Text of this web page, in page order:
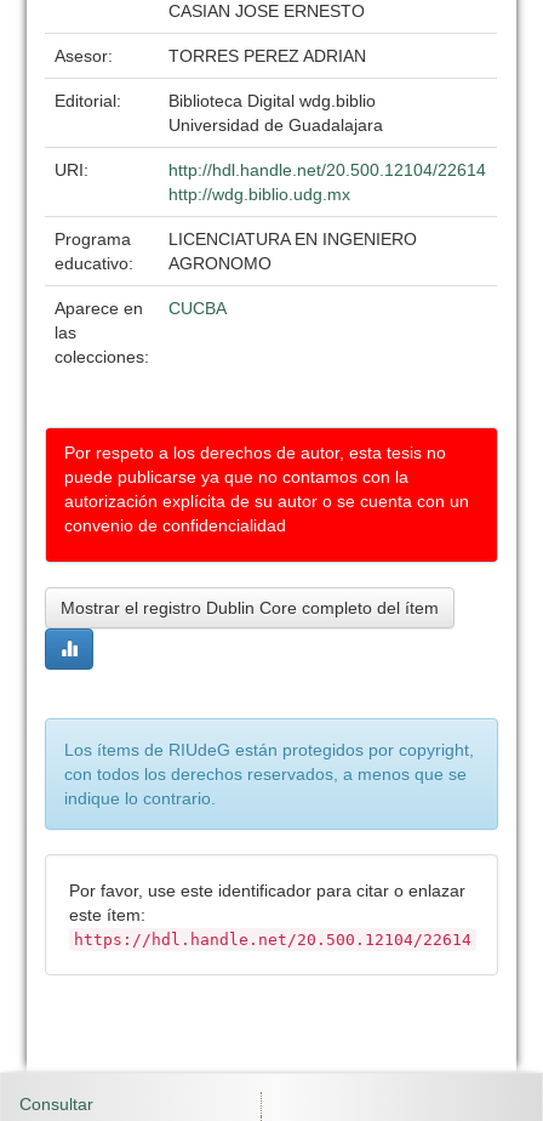
CASIAN JOSE ERNESTO
Asesor: TORRES PEREZ ADRIAN
Editorial:
Biblioteca Digital wdg.biblio
Universidad de Guadalajara
URI:
http://hdl.handle.net/20.500.12104/22614
http://wdg.biblio.udg.mx
Programa
educativo:
LICENCIATURA EN INGENIERO
AGRONOMO
Aparece en
las
colecciones:
CUCBA
Por respeto a los derechos de autor, esta tesis no
puede publicarse ya que no contamos con la
autorización explícita de su autor o se cuenta con un
convenio de confidencialidad
Mostrar el registro Dublin Core completo del ítem
Los ítems de RIUdeG están protegidos por copyright,
con todos los derechos reservados, a menos que se
indique lo contrario.
Por favor, use este identificador para citar o enlazar
este ítem:
https://hdl.handle.net/20.500.12104/22614
Consultar